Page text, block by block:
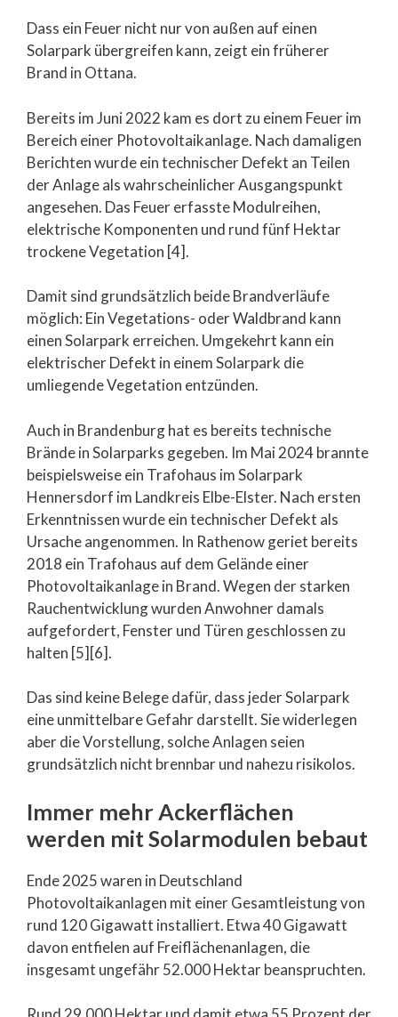
Dass ein Feuer nicht nur von außen auf einen
Solarpark übergreifen kann, zeigt ein früherer
Brand in Ottana.
Bereits im Juni 2022 kam es dort zu einem Feuer im
Bereich einer Photovoltaikanlage. Nach damaligen
Berichten wurde ein technischer Defekt an Teilen
der Anlage als wahrscheinlicher Ausgangspunkt
angesehen. Das Feuer erfasste Modulreihen,
elektrische Komponenten und rund fünf Hektar
trockene Vegetation [4].
Damit sind grundsätzlich beide Brandverläufe
möglich: Ein Vegetations- oder Waldbrand kann
einen Solarpark erreichen. Umgekehrt kann ein
elektrischer Defekt in einem Solarpark die
umliegende Vegetation entzünden.
Auch in Brandenburg hat es bereits technische
Brände in Solarparks gegeben. Im Mai 2024 brannte
beispielsweise ein Trafohaus im Solarpark
Hennersdorf im Landkreis Elbe-Elster. Nach ersten
Erkenntnissen wurde ein technischer Defekt als
Ursache angenommen. In Rathenow geriet bereits
2018 ein Trafohaus auf dem Gelände einer
Photovoltaikanlage in Brand. Wegen der starken
Rauchentwicklung wurden Anwohner damals
aufgefordert, Fenster und Türen geschlossen zu
halten [5][6].
Das sind keine Belege dafür, dass jeder Solarpark
eine unmittelbare Gefahr darstellt. Sie widerlegen
aber die Vorstellung, solche Anlagen seien
grundsätzlich nicht brennbar und nahezu risikolos.
Immer mehr Ackerflächen
werden mit Solarmodulen bebaut
Ende 2025 waren in Deutschland
Photovoltaikanlagen mit einer Gesamtleistung von
rund 120 Gigawatt installiert. Etwa 40 Gigawatt
davon entfielen auf Freiflächenanlagen, die
insgesamt ungefähr 52.000 Hektar beanspruchten.